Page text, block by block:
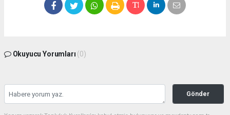
Okuyucu Yorumları (0)
Gönder